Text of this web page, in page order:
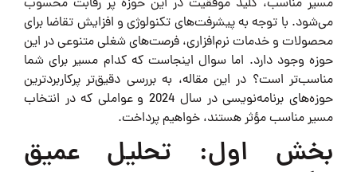
می‌شود. با توجه به پیشرفت‌های تکنولوژی و افزایش تقاضا برای
محصولات و خدمات نرم‌افزاری، فرصت‌های شغلی متنوعی در این
حوزه وجود دارد. اما سوال اینجاست که کدام مسیر برای شما
مناسب‌تر است؟ در این مقاله، به بررسی دقیق‌تر پرکاربردترین
حوزه‌های برنامه‌نویسی در سال 2024 و عواملی که در انتخاب
مسیر مناسب مؤثر هستند، خواهیم پرداخت.
بخش اول: تحلیل عمیق